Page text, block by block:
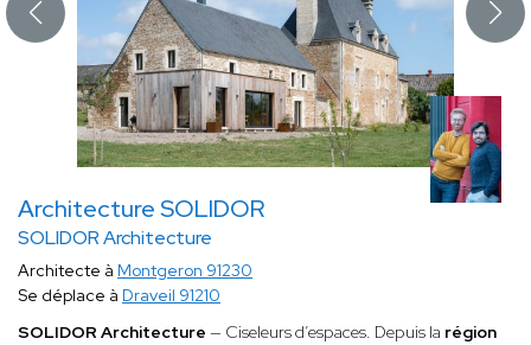
Architecture SOLIDOR
SOLIDOR Architecture
Architecte à Montgeron 91230
Se déplace à Draveil 91210
SOLIDOR Architecture — Ciseleurs d’espaces. Depuis la région